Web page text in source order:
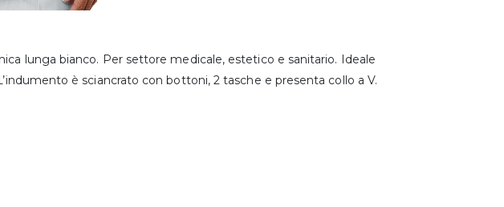
lunga bianco. Per settore medicale, estetico e sanitario. Ideale
è sciancrato con bottoni, 2 tasche e presenta collo a V.